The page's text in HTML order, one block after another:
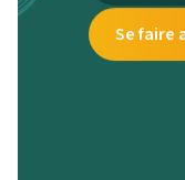
Se faire